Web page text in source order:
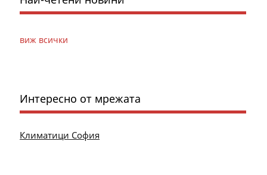
виж всички
Интересно от мрежата
Климатици София